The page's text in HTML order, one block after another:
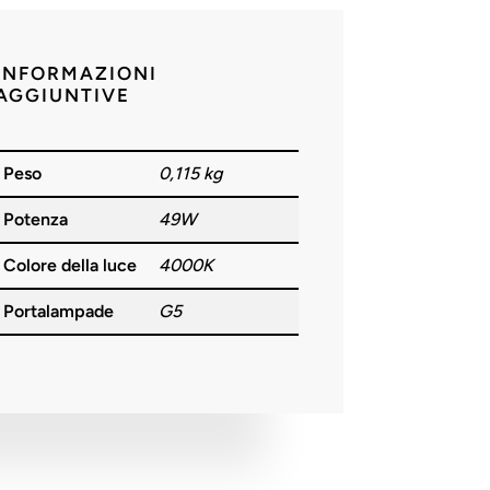
Peso 0,115 kg
Potenza 49W
Colore della luce 4000K
Portalampade G5